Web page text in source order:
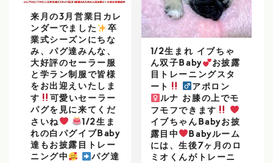
来月の3月営業日カレ
ンダーでました
卒
業式シーズンにちな
み、パグ達みんな、
大好評のセーラー服
と学ラン制服で皆様
をお出迎えいたしま
す
可愛いセーラー
パグを見に来てくだ
さいね
1/2生ま
れの白パグイブBaby
達もお披露目トレー
ニング中
パグ達
1/2生まれ イブちゃ
ん双子Baby
お披露
目トレーニングスタ
ート
アポロン
ルナ お膝の上でモ
フモフできます
イブちゃんBabyお披
露目中
Babyルーム
には、生後7ヶ月のロ
ミオくんがトレーニ